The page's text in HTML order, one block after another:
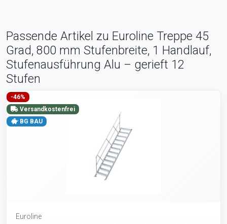
Passende Artikel zu Euroline Treppe 45
Grad, 800 mm Stufenbreite, 1 Handlauf,
Stufenausführung Alu – gerieft 12
Stufen
-46%
Versandkostenfrei
BG BAU
Euroline